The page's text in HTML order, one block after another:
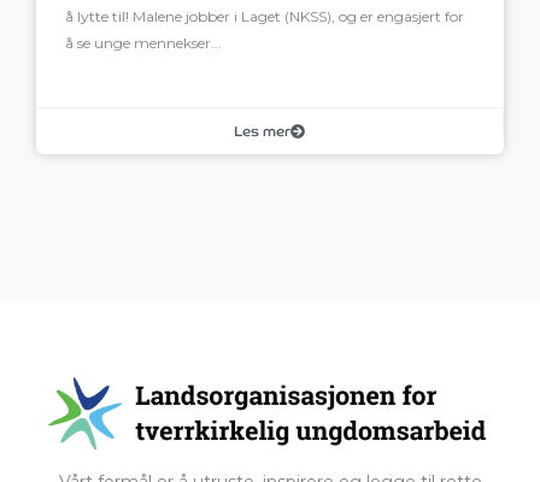
å lytte til! Malene jobber i Laget (NKSS), og er engasjert for
å se unge mennekser...
Les mer